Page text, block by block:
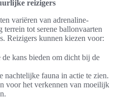
reizigers
variëren van adrenaline-
tot serene ballonvaarten
Reizigers kunnen kiezen voor:
de kans bieden om dicht bij de
nachtelijke fauna in actie te zien.
voor het verkennen van moeilijk